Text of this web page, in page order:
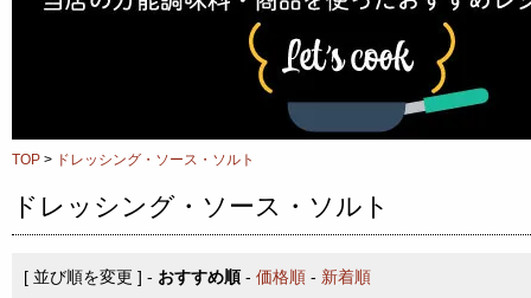
TOP > ドレッシング・ソース・ソルト
ドレッシング・ソース・ソルト
[ 並び順を変更 ] - おすすめ順- 価格順 - 新着順